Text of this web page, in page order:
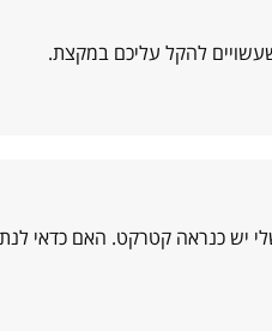
להקל עליכם במקצת.
יש כנראה קטרקט. האם כדאי